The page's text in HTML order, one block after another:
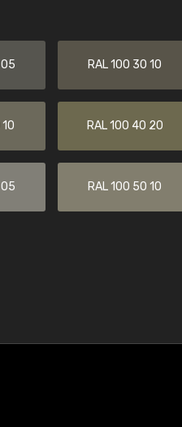
05 RAL 100 30 10
RAL 100 40 20
05 RAL 100 50 10